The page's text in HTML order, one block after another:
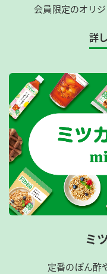
会員限定のオリ
詳
ミ
定番のぽん酢